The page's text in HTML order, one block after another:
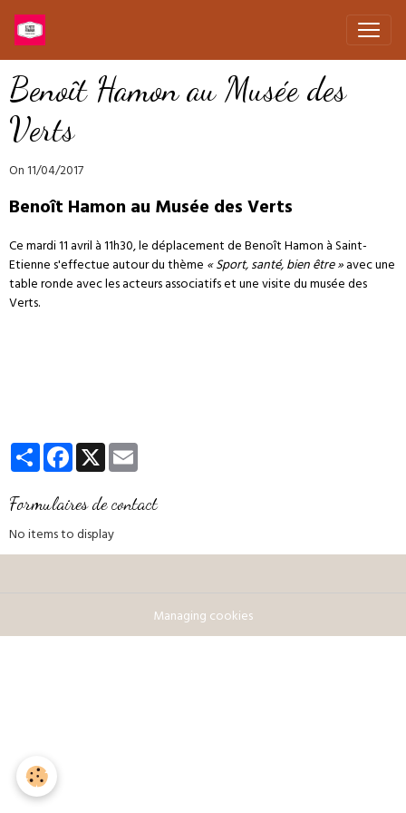
Benoît Hamon au Musée des
Verts
On 11/04/2017
Benoît Hamon au Musée des Verts
Ce mardi 11 avril à 11h30, le déplacement de Benoît Hamon à Saint-
Etienne s'effectue autour du thème« Sport, santé, bien être »avec une
table ronde avec les acteurs associatifs et une visite du musée des
Verts.
PartagerFacebook
X
Formulaires de contact
No items to display
Managing cookies